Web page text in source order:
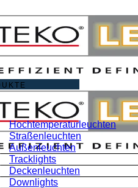
Hochtemperaturleuchten
Straßenleuchten
Außenleuchten
Tracklights
Deckenleuchten
Downlights